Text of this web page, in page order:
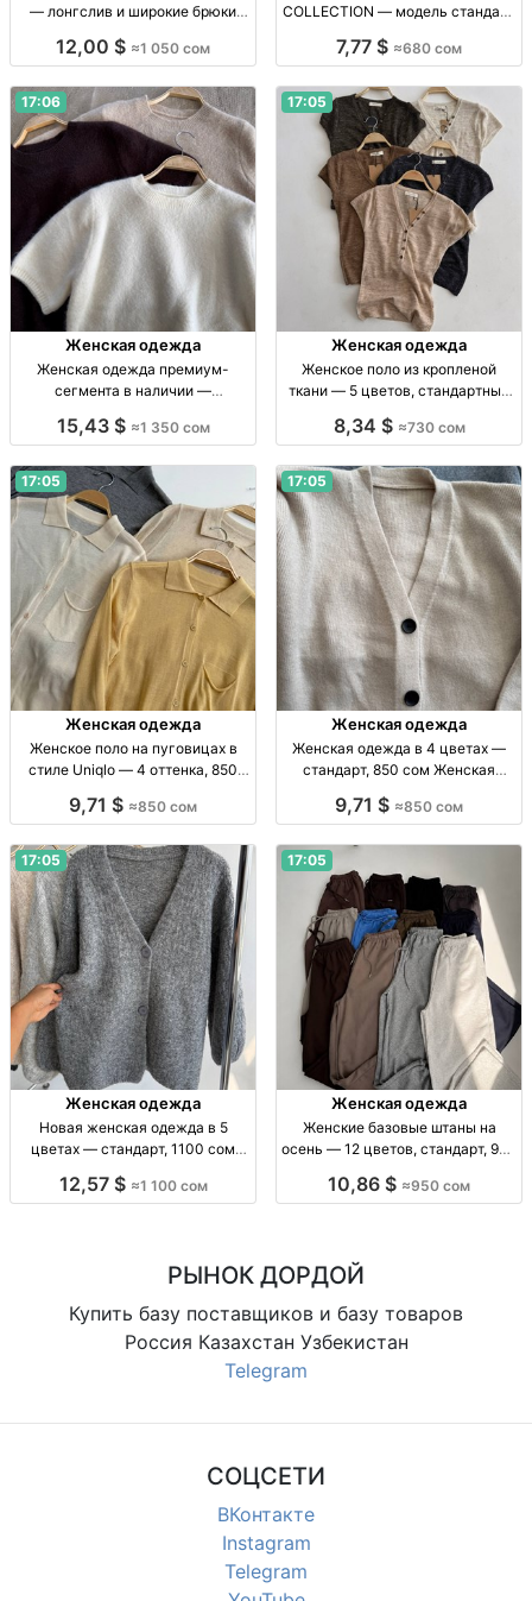
— лонгслив и широкие брюки
с дл. рукавом, широкие брюки на
черн
12,00 $ ≈1 050 сом
COLLECTION — модель стандарт
одежда, р-р стандарт, 6 нюд.
7,77 $ ≈680 сом
17:06
Женская одежда
Женская одежда премиум-
сегмента в наличии —
одежда, новая, стандарт/
наличии, огр. кол-во, 1350 сом
15,43 $ ≈1 350 сом
17:05
Женская одежда
Женское поло из кропленой
ткани — 5 цветов, стандартный
р стандарт, 5 цв.
8,34 $ ≈730 сом
17:05
Женская одежда
Женское поло на пуговицах в
стиле Uniqlo — 4 оттенка, 850
стандартный р-р, 4 оттенка,
сом.
9,71 $ ≈850 сом
17:05
Женская одежда
Женская одежда в 4 цветах —
стандарт, 850 сом Женская
собств. пр-во, 850 сом
9,71 $ ≈850 сом
17:05
Женская одежда
Новая женская одежда в 5
цветах — стандарт, 1100 сом
5 цв., огр. партия, 1100 сом
12,57 $ ≈1 100 сом
17:05
Женская одежда
Женские базовые штаны на
осень — 12 цветов, стандарт, 950
стандарт, 12 цв., собств. пр-во,
10,86 $ ≈950 сом
РЫНОК ДОРДОЙ
Купить базу поставщиков и базу товаров
Россия Казахстан Узбекистан
Telegram
СОЦСЕТИ
ВКонтакте
Instagram
Telegram